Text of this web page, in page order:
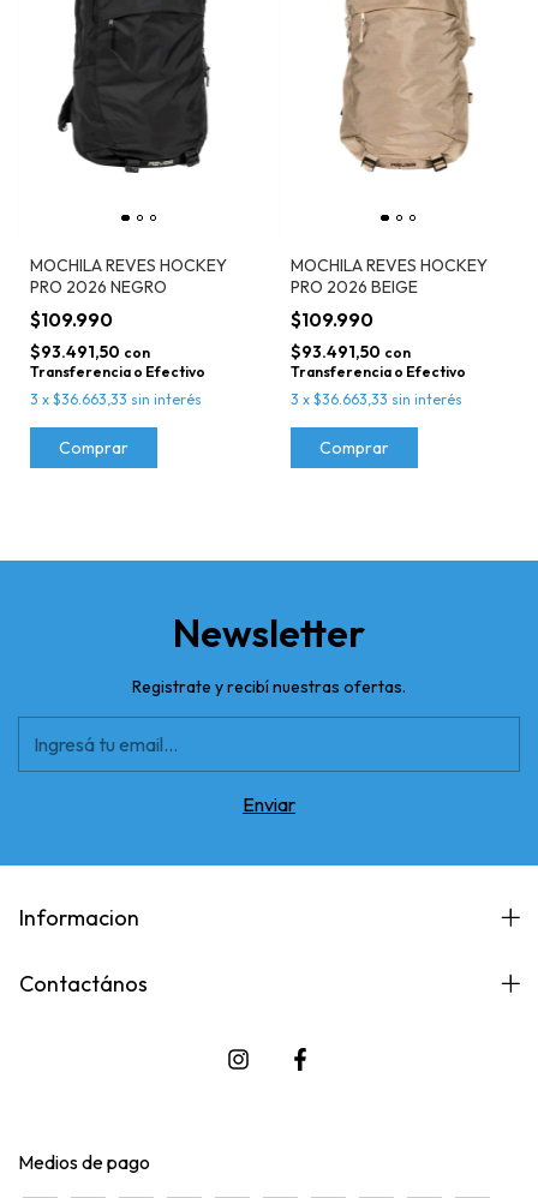
MOCHILA REVES HOCKEY
PRO 2026 NEGRO
$109.990
$93.491,50 con
Transferencia o Efectivo
3 x $36.663,33 sin interés
MOCHILA REVES HOCKEY
PRO 2026 BEIGE
$109.990
$93.491,50 con
Transferencia o Efectivo
3 x $36.663,33 sin interés
Newsletter
Registrate y recibí nuestras ofertas.
Informacion
Contactános
Medios de pago